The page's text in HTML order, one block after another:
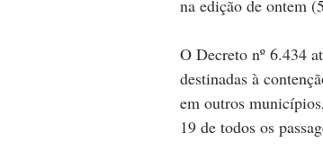
na edição de ontem
O Decreto nº 6.434
destinadas à
em outros
19 de todos os